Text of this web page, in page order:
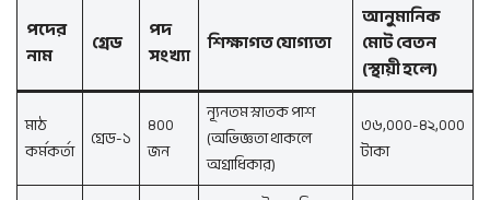
পদের
নাম
গ্রেড
পদ
সংখ্যা শিক্ষাগত যোগ্যতা
আনুমানিক
মোট বেতন
(স্থায়ী হলে)
মাঠ
কর্মকর্তা
গ্রেড-১
৪০০
জন
ন্যূনতম স্নাতক পাশ
(অভিজ্ঞতা থাকলে
অগ্রাধিকার)
৩৬,০০০-৪২,০০০
টাকা